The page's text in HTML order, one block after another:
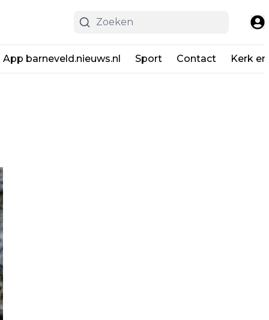
App barneveld.nieuws.nl Sport Contact Kerk